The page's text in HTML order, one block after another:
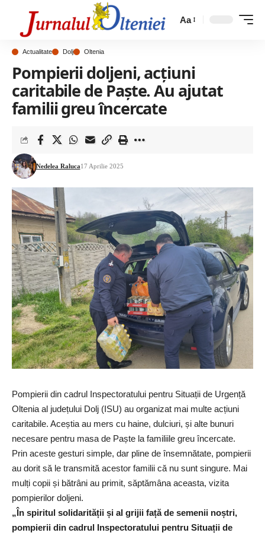
Aa
Actualitate Dolj Oltenia
Pompierii doljeni, acțiuni
caritabile de Paște. Au ajutat
familii greu încercate
Nedelea Raluca17 Aprilie 2025
Pompierii din cadrul Inspectoratului pentru Situații de Urgență
Oltenia al județului Dolj (ISU) au organizat mai multe acțiuni
caritabile. Aceștia au mers cu haine, dulciuri, și alte bunuri
necesare pentru masa de Paște la familiile greu încercate.
Prin aceste gesturi simple, dar pline de însemnătate, pompierii
au dorit să le transmită acestor familii că nu sunt singure. Mai
mulți copii și bătrâni au primit, săptămâna aceasta, vizita
pompierilor doljeni.
„În spiritul solidarității și al grijii față de semenii noștri,
pompierii din cadrul Inspectoratului pentru Situații de